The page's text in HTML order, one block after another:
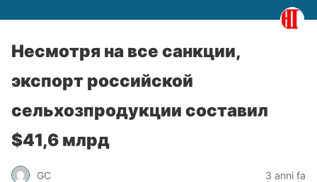
Несмотря на все санкции,
экспорт российской
сельхозпродукции составил
$41,6 млрд
GC 3 anni fa